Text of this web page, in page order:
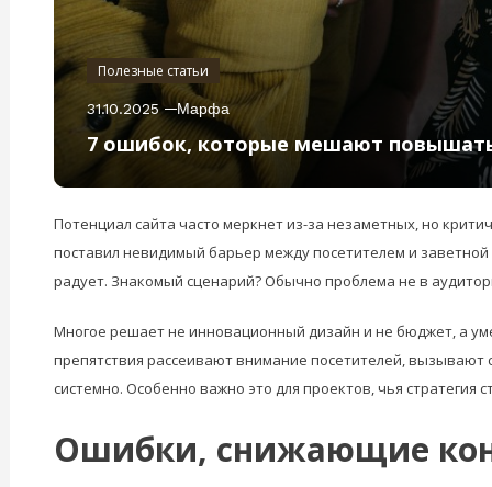
Полезные статьи
31.10.2025 Марфа
7 ошибок, которые мешают
Потенциал сайта часто меркнет из-за незаметных, но
поставил невидимый барьер между посетителем и заветной
радует. Знакомый сценарий? Обычно проблема не в
Многое решает не инновационный дизайн и не бюджет, а
препятствия рассеивают внимание посетителей,
системно. Особенно важно это для проектов, чья
Ошибки, снижающие